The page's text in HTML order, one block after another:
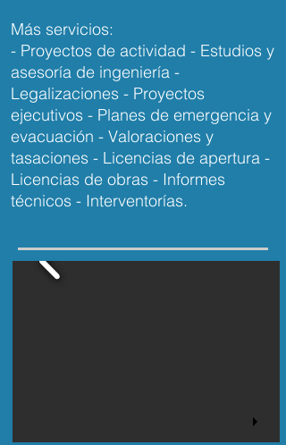
Más servicios:
- Proyectos de actividad - Estudios y
asesoría de ingeniería -
Legalizaciones - Proyectos
ejecutivos - Planes de emergencia y
evacuación - Valoraciones y
tasaciones - Licencias de apertura -
Licencias de obras - Informes
técnicos - Interventorías.